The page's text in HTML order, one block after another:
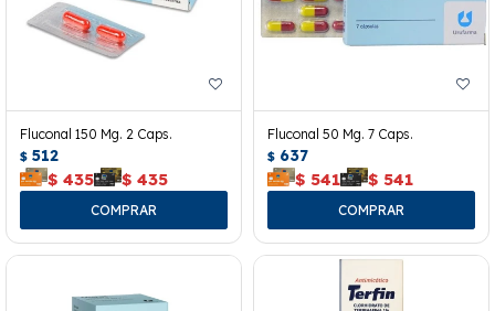
Fluconal 150 Mg. 2 Caps.
$ 512
$ 435 $ 435
Fluconal 50 Mg. 7 Caps.
$ 637
$ 541 $ 541